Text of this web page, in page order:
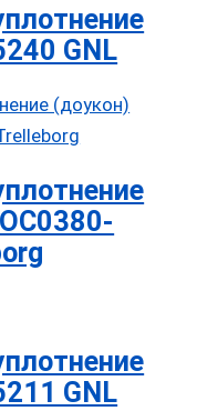
GNL
GNL